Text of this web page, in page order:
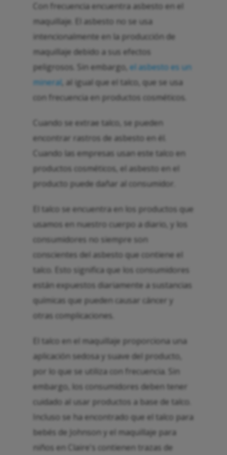
Con frecuencia encuentra asbesto en el
maquillaje. El asbesto no se usa
intencionalmente en la producción de
maquillaje debido a sus efectos
peligrosos. Sin embargo, el asbesto es un
mineral , al igual que el talco, que se usa
con frecuencia en productos cosméticos.
Cuando se extrae talco, se pueden
encontrar rastros de asbesto en él.
Cuando las empresas usan este talco en
productos cosméticos, el asbesto en el
producto puede dañar al consumidor.
El talco se encuentra en los productos que
usamos en nuestro cuerpo a diario, y los
consumidores no siempre son
conscientes del asbesto que contiene el
talco. Esto significa que los consumidores
están expuestos diariamente a sustancias
químicas que pueden causar cáncer y
otras complicaciones.
El talco en el maquillaje proporciona una
aplicación sedosa y suave del producto,
por lo que se utiliza con frecuencia. Sin
embargo, los consumidores deben tener
cuidado al usar productos a base de talco.
Incluso se ha encontrado que el talco para
bebés de Johnson y el maquillaje para
niños en Claire's contienen trazas de